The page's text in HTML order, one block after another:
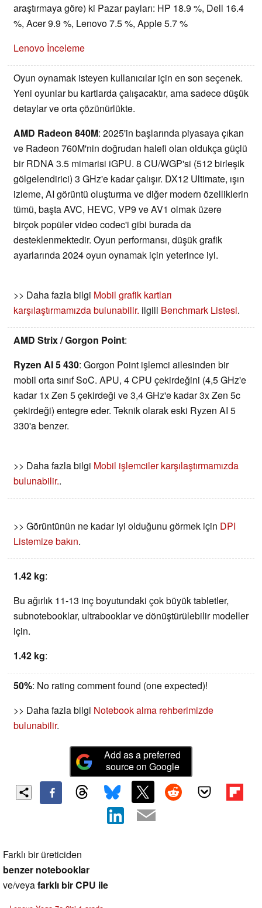
araştırmaya göre) ki Pazar payları: HP 18.9 %, Dell 16.4
%, Acer 9.9 %, Lenovo 7.5 %, Apple 5.7 %
Lenovo İnceleme
Oyun oynamak isteyen kullanıcılar için en son seçenek.
Yeni oyunlar bu kartlarda çalışacaktır, ama sadece düşük
detaylar ve orta çözünürlükte.
AMD Radeon 840M: 2025'in başlarında piyasaya çıkan
ve Radeon 760M'nin doğrudan halefi olan oldukça güçlü
bir RDNA 3.5 mimarisi iGPU. 8 CU/WGP'si (512 birleşik
gölgelendirici) 3 GHz'e kadar çalışır. DX12 Ultimate, ışın
izleme, AI görüntü oluşturma ve diğer modern özelliklerin
tümü, başta AVC, HEVC, VP9 ve AV1 olmak üzere
birçok popüler video codec'i gibi burada da
desteklenmektedir. Oyun performansı, düşük grafik
ayarlarında 2024 oyun oynamak için yeterince iyi.
>> Daha fazla bilgi Mobil grafik kartları
karşılaştırmamızda bulunabilir. ilgili Benchmark Listesi.
AMD Strix / Gorgon Point:
Ryzen AI 5 430: Gorgon Point işlemci ailesinden bir
mobil orta sınıf SoC. APU, 4 CPU çekirdeğini (4,5 GHz'e
kadar 1x Zen 5 çekirdeği ve 3,4 GHz'e kadar 3x Zen 5c
çekirdeği) entegre eder. Teknik olarak eski Ryzen AI 5
330'a benzer.
>> Daha fazla bilgi Mobil işlemciler karşılaştırmamızda
bulunabilir..
>> Görüntünün ne kadar iyi olduğunu görmek için DPI
Listemize bakın.
1.42 kg:
Bu ağırlık 11-13 inç boyutundaki çok büyük tabletler,
subnotebooklar, ultrabooklar ve dönüştürülebilir modeller
için.
1.42 kg:
50%: No rating comment found (one expected)!
>> Daha fazla bilgi Notebook alma rehberimizde
bulunabilir.
Add as a preferred
source on Google
Farklı bir üreticiden
benzer notebooklar
ve/veyafarklı bir CPU ile